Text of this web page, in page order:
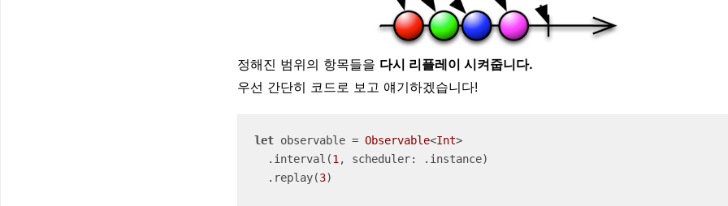
정해진 범위의 항목들을 다시 리플레이 시켜줍니다.
우선 간단히 코드로 보고 얘기하겠습니다!
let observable = Observable<Int>
  .interval(
1 , scheduler: .instance)
  .replay(
3)